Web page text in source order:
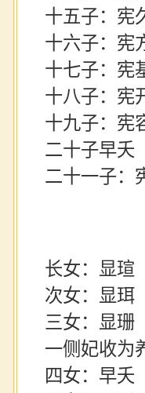
十五子：宪
十六子：宪
十七子：宪
十八子：宪
十九子：宪
二十子早夭
二十一子：
长女：显瑄
次女：显珥
三女：显珊
一侧妃收为
四女：早夭